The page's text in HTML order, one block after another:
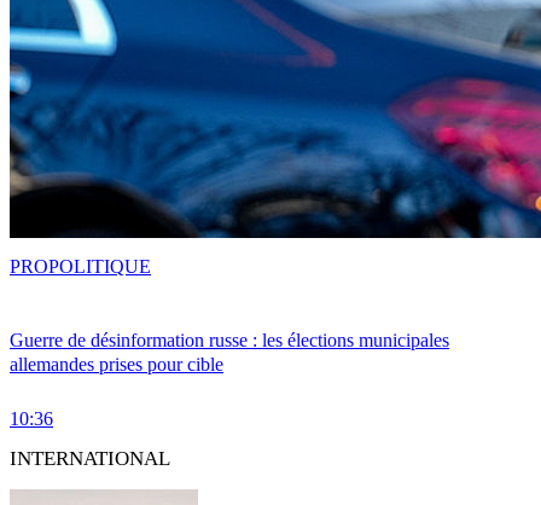
Guerre de désinformation russe : les élections municipales
allemandes prises pour cible
10:36
PROPOLITIQUE
INTERNATIONAL